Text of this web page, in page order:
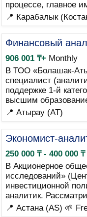
процессе, главное
📍 Карабалык
Финансовый
906 001 ₸+Monthly
В ТОО «Болашак-
специалист
поддержке 1-й
высшим
📍 Атырау (AT)
Экономист-
250 000 ₸ - 400 000 ₸
В Акционерное
исследований»
инвестиционной
аналитик.
📍 Астана (AS) 🌱